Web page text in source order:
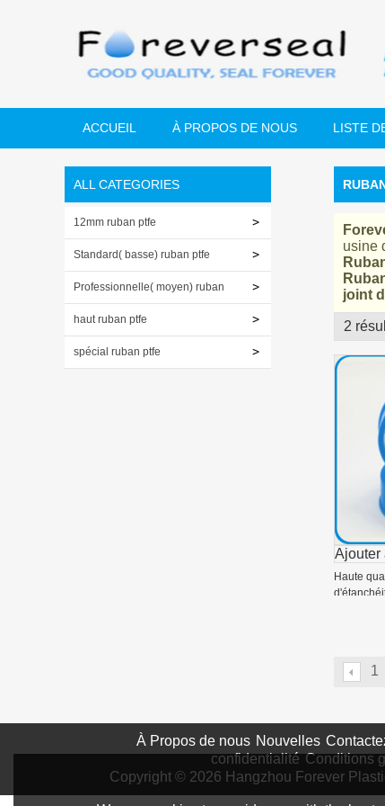
ACCUEIL À PROPOS DE NOUS LISTE
ALL CATEGORIES
12mm ruban ptfe
Standard( basse) ruban ptfe
Professionnelle( moyen) ruban
ptfehaut ruban ptfe
spécial ruban ptfe
usine
joint
2
Ajouter
Haute
1
À Propos de nous Nouvelles
confidentialité Conditions
Copyright © 2026 Hangzhou Forever